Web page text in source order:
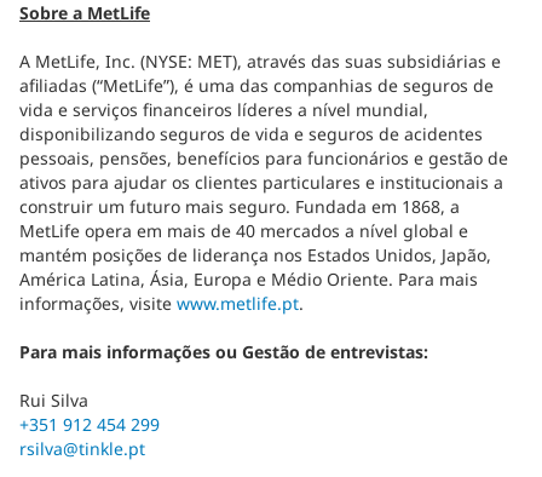
Sobre a MetLife
A MetLife, Inc. (NYSE: MET), através das suas subsidiárias e
afiliadas (“MetLife”), é uma das companhias de seguros de
vida e serviços financeiros líderes a nível mundial,
disponibilizando seguros de vida e seguros de acidentes
pessoais, pensões, benefícios para funcionários e gestão de
ativos para ajudar os clientes particulares e institucionais a
construir um futuro mais seguro. Fundada em 1868, a
MetLife opera em mais de 40 mercados a nível global e
mantém posições de liderança nos Estados Unidos, Japão,
América Latina, Ásia, Europa e Médio Oriente. Para mais
informações, visite www.metlife.pt.
Para mais informações ou Gestão de entrevistas:
Rui Silva
+351 912 454 299
rsilva@tinkle.pt